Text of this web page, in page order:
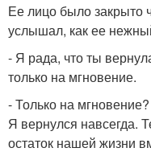
Ее лицо было закрыто
услышал, как ее
- Я рада, что ты
только на мгновение.
- Только на
Я вернулся навсегда.
остаток нашей жизни